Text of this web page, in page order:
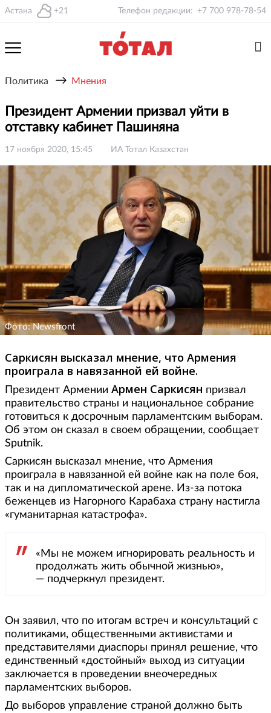
Астана +21 Телефон редакции: +7 700 978-78-54
Политика → Мнения
Президент Армении призвал уйти в
отставку кабинет Пашиняна
17 ноября 2020, 15:45 ИА Тотал Казахстан
Фото: Newsfront
Саркисян высказал мнение, что Армения
проиграла в навязанной ей войне.
Президент Армении Армен Саркисян призвал
правительство страны и национальное собрание
готовиться к досрочным парламентским выборам.
Об этом он сказал в своем обращении, сообщает
Sputnik.
Саркисян высказал мнение, что Армения
проиграла в навязанной ей войне как на поле боя,
так и на дипломатической арене. Из-за потока
беженцев из Нагорного Карабаха страну настигла
«гуманитарная катастрофа».
«Мы не можем игнорировать реальность и
продолжать жить обычной жизнью»,
— подчеркнул президент.
Он заявил, что по итогам встреч и консультаций с
политиками, общественными активистами и
представителями диаспоры принял решение, что
единственный «достойный» выход из ситуации
заключается в проведении внеочередных
парламентских выборов.
До выборов управление страной должно быть